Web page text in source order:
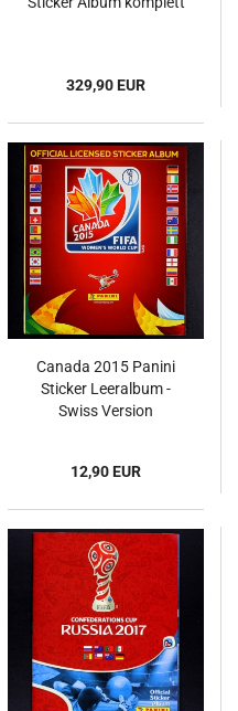
329,90 EUR
Canada 2015 Panini
Sticker Leeralbum -
Swiss Version
12,90 EUR